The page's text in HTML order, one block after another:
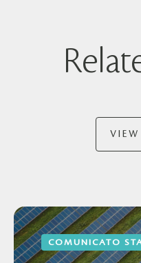
COMUNICATO